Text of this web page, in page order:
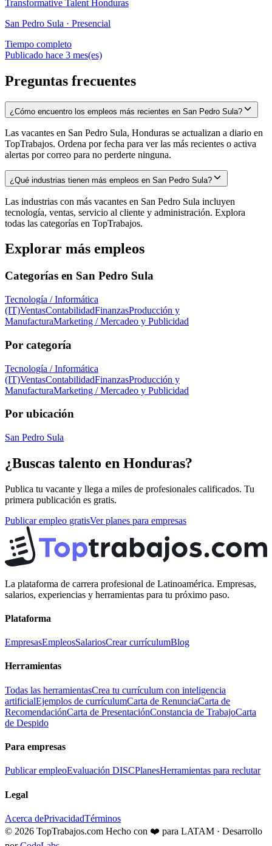
Transformative Talent Honduras
San Pedro Sula · Presencial
Tiempo completo
Publicado hace 3 mes(es)
Preguntas frecuentes
¿Cómo encuentro los empleos más recientes en San Pedro Sula?
Las vacantes en San Pedro Sula, Honduras se actualizan a diario en
TopTrabajos. Ordena por fecha para ver las más recientes o activa
alertas por correo para no perderte ninguna.
¿Qué industrias tienen más empleos en San Pedro Sula?
Las industrias con más vacantes en San Pedro Sula incluyen
tecnología, ventas, servicio al cliente y administración. Explora
todas las categorías en TopTrabajos.
Explorar más empleos
Categorías en San Pedro Sula
Tecnología / Informática
(IT)VentasContabilidadFinanzasProducción y
ManufacturaMarketing / Mercadeo y Publicidad
Por categoría
Tecnología / Informática
(IT)VentasContabilidadFinanzasProducción y
ManufacturaMarketing / Mercadeo y Publicidad
Por ubicación
San Pedro Sula
¿Buscas talento en Honduras?
Publica tu vacante y llega a miles de profesionales calificados. Tu
primera publicación es gratis.
Publicar empleo gratisVer planes para empresas
La plataforma de carrera profesional de Latinoamérica. Empresas,
salarios, experiencias y herramientas para tu próximo paso.
Plataforma
EmpresasEmpleosSalariosCrear currículumBlog
Herramientas
Todas las herramientasCrea tu currículum con inteligencia
artificialEjemplos de currículumCarta de RenunciaCarta de
RecomendaciónCarta de PresentaciónConstancia de TrabajoCarta
de Despido
Para empresas
Publicar empleoEvaluación DISCPlanesHerramientas para reclutar
Legal
Acerca dePrivacidadTérminos
© 2026 TopTrabajos.com Hecho con ❤️ para LATAM · Desarrollo